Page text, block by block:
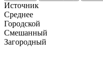
Источник
Среднее
Городской
Смешанный
Загородный